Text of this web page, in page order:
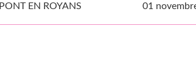
PONT EN ROYANS 01